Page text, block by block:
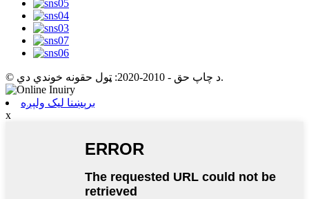
© د چاپ حق - 2010-2020: ټول حقونه خوندي دي.
برېښنا لیک ولېږه
x